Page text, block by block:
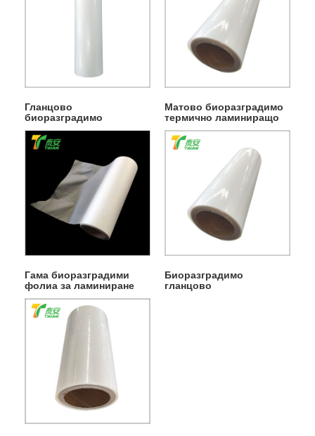
Гланцово
биоразградимо
термично ламиниращо
фолио
Матово биоразградимо
термично ламиниращо
фолио
Гама биоразградими
фолиа за ламиниране
BIOX Matt
Биоразградимо
гланцово